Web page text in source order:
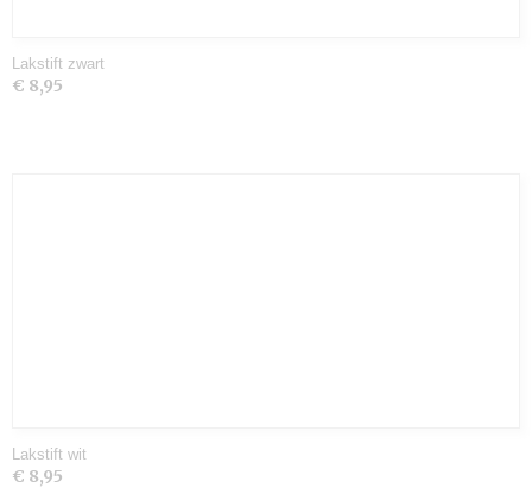
Lakstift zwart
€ 8,95
Lakstift wit
€ 8,95